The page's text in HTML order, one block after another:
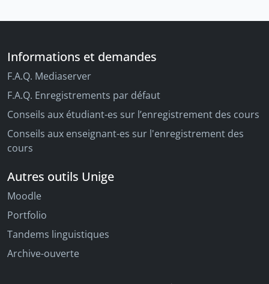
Informations et demandes
F.A.Q. Mediaserver
F.A.Q. Enregistrements par défaut
Conseils aux étudiant-es sur l’enregistrement des cours
Conseils aux enseignant-es sur l'enregistrement des
cours
Autres outils Unige
Moodle
Portfolio
Tandems linguistiques
Archive-ouverte